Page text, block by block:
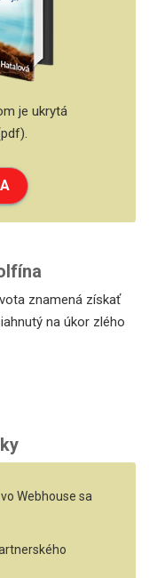
je ukrytá
znamená získať
na úkor zlého
Webhouse sa